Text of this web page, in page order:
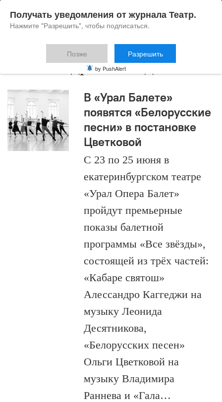
Алессандро Каггеджи
В «Урал Балете»
появятся «Белорусские
песни» в постановке
Цветковой
С 23 по 25 июня в
екатеринбургском театре
«Урал Опера Балет»
пройдут премьерные
показы балетной
программы «Все звёзды»,
состоящей из трёх частей:
«Кабаре святош»
Алессандро Каггеджи на
музыку Леонида
Десятникова,
«Белорусских песен»
Ольги Цветковой на
музыку Владимира
Раннева и «Гала…
Получать уведомления от журнала Театр.
Нажмите "Разрешить", чтобы подписаться.
Позже Разрешить
by PushAlert